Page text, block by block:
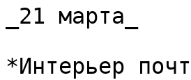
_21 марта_
*Интерьер